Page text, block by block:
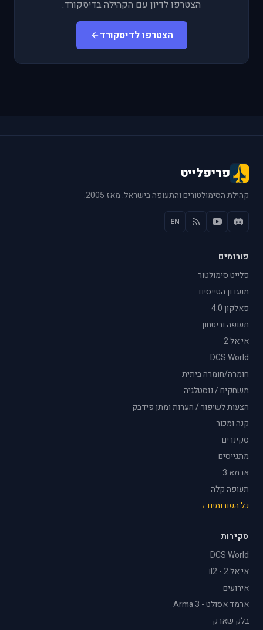
הצטרפו לדיון עם הקהילה בדיסקורד.
הצטרפו לדיסקורד
פריפלייט
קהילת הסימולטורים והתעופה בישראל. מאז 2005.
EN
פורומים
פלייט סימולטור
מועדון הטייסים
פאלקון 4.0
תעופה וביטחון
אי אל 2
DCS World
חומרה/חומרה ביתית
משחקים / נוסטלגיה
הצעות לשיפור / הערות ומתן פידבק
קנה ומכור
סקינרים
מתגייסים
ארמא 3
תעופה קלה
כל הפורומים →
סקירות
DCS World
אי אל 2 - il2
אירועים
ארמד אסולט - Arma 3
בלק שארק